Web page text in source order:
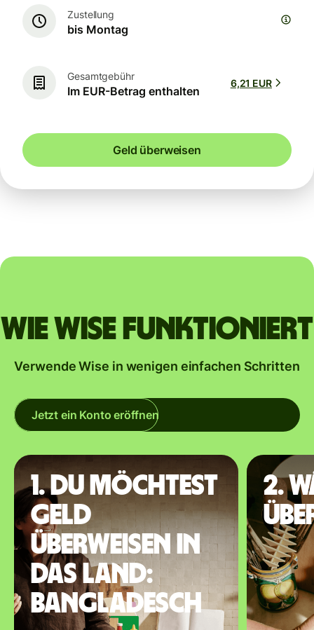
Zustellung
bis Montag
Gesamtgebühr
Im EUR-Betrag enthalten
6,21 EUR
Geld überweisen
Wie Wise funktioniert
Verwende Wise in wenigen einfachen Schritten
Jetzt ein Konto eröffnen
1. Du möchtest
Geld
überweisen in
das Land:
Bangladesch
2.